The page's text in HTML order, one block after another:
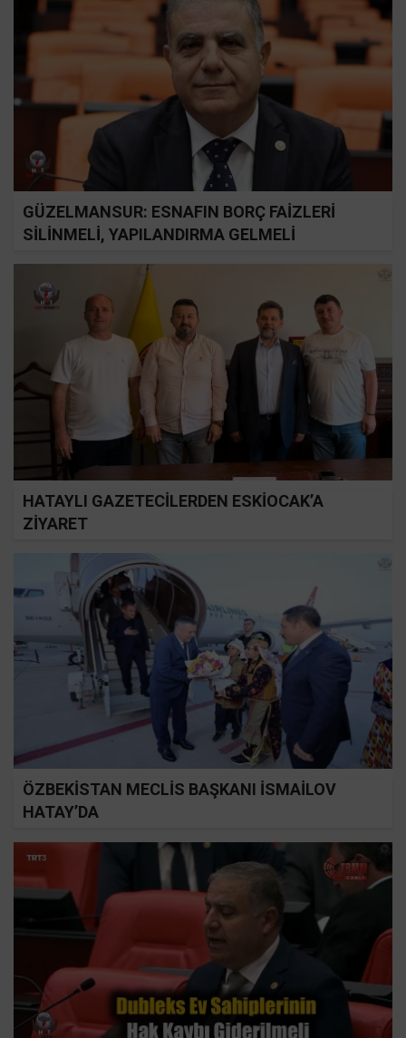
GÜZELMANSUR: ESNAFIN BORÇ FAİZLERİ
SİLİNMELİ, YAPILANDIRMA GELMELİ
HATAYLI GAZETECİLERDEN ESKİOCAK’A
ZİYARET
ÖZBEKİSTAN MECLİS BAŞKANI İSMAİLOV
HATAY’DA